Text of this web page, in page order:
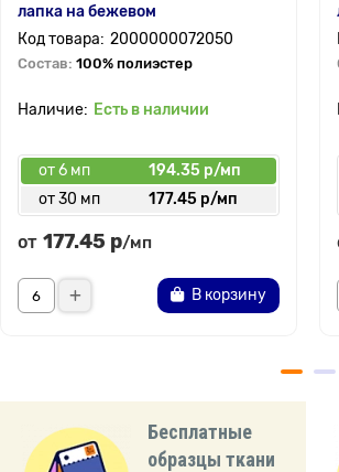
лапка на бежевом
2000000072050
Состав: 100% полиэстер
Есть в наличии
от 6 мп
194.35 р/мп
от 30 мп
177.45 р/мп
от 177.45 р/мп
В корзину
Бесплатные
образцы ткани